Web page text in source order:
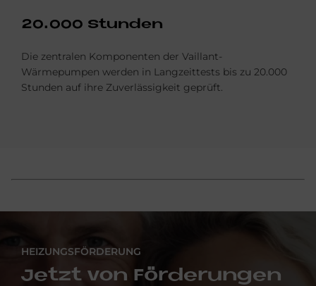
20.000 Stun­den
Die zentralen Komponenten der Vaillant-
Wärmepumpen werden in Langzeittests bis zu 20.000
Stunden auf ihre Zuverlässigkeit geprüft.
HEIZUNGSFÖRDERUNG
Jet­zt von För­de­run­gen